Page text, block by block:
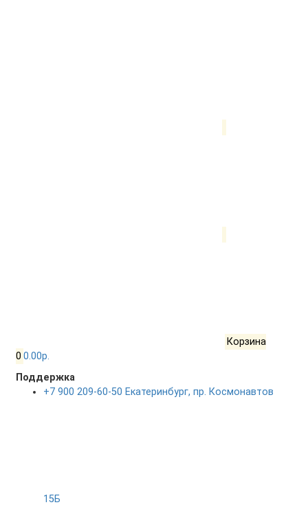
Корзина
0 0.00р.
Поддержка
+7 900 209-60-50 Екатеринбург, пр. Космонавтов
15Б